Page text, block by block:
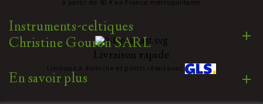
à partir de 60 € en France métropolitaine
Livraison rapide
Livraison à domicile et points relais avec
Instruments-celtiques
Christine Gouron SARL
En savoir plus